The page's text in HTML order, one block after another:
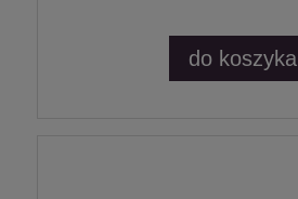
do koszyka